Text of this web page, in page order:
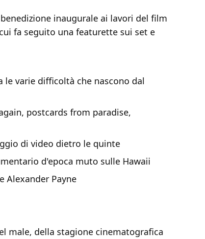
inaugurale ai lavori del film
fa seguito una featurette sui set e
le varie difficoltà che nascono dal
postcards from paradise,
di video dietro le quinte
d'epoca muto sulle Hawaii
Alexander Payne
male, della stagione cinematografica